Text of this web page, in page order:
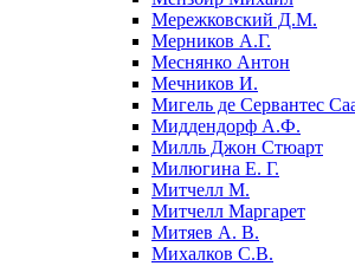
Мережковский Д.М.
Мерников А.Г.
Меснянко Антон
Мечников И.
Мигель де Сервантес
Миддендорф А.Ф.
Милль Джон Стюарт
Милюгина Е. Г.
Митчелл М.
Митчелл Маргарет
Митяев А. В.
Михалков С.В.